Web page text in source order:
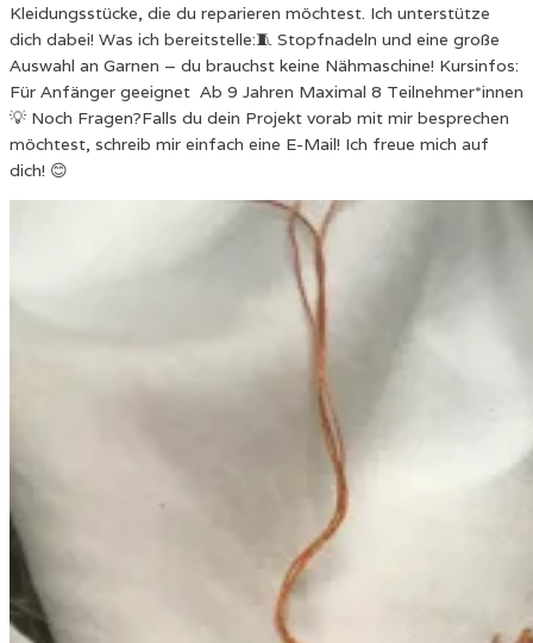
Kleidungsstücke, die du reparieren möchtest. Ich unterstütze
dich dabei! Was ich bereitstelle:🧵 Stopfnadeln und eine große
Auswahl an Garnen – du brauchst keine Nähmaschine! Kursinfos:
Für Anfänger geeignet Ab 9 Jahren Maximal 8 Teilnehmer*innen
💡 Noch Fragen?Falls du dein Projekt vorab mit mir besprechen
möchtest, schreib mir einfach eine E-Mail! Ich freue mich auf
dich! 😊